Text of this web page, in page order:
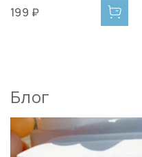
199 ₽
Блог